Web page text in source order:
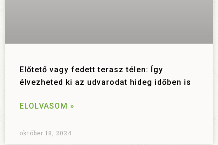
Előtető vagy fedett terasz télen: Így
élvezheted ki az udvarodat hideg időben is
ELOLVASOM »
október 18, 2024